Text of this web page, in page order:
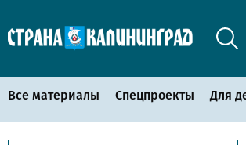
Все материалы Спецпроекты Для